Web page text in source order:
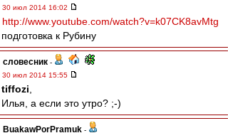
30 июл 2014 16:02
http://www.youtube.com/watch?v=k07CK8avMtg
подготовка к Рубину
словесник -
30 июл 2014 15:55
tiffozi
Илья, а если это утро? ;-)
BuakawPorPramuk -